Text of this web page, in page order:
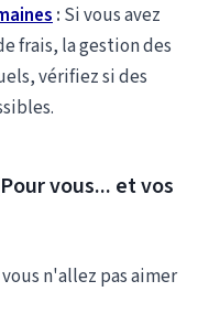
: Si vous avez
frais, la gestion des
vérifiez si des
vous... et vos
n'allez pas aimer